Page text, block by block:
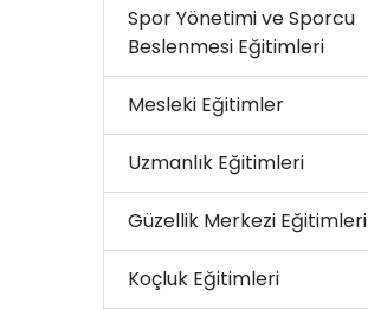
Spor Yönetimi ve Sporcu
Beslenmesi Eğitimleri
Mesleki Eğitimler
Uzmanlık Eğitimleri
Güzellik Merkezi Eğitimleri
Koçluk Eğitimleri